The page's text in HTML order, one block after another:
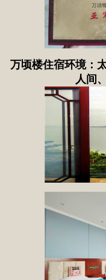
万顷楼住宿环境：
人间